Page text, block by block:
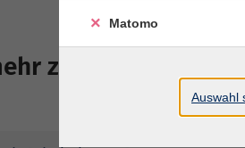
zu lesen
Matomo
Auswahl